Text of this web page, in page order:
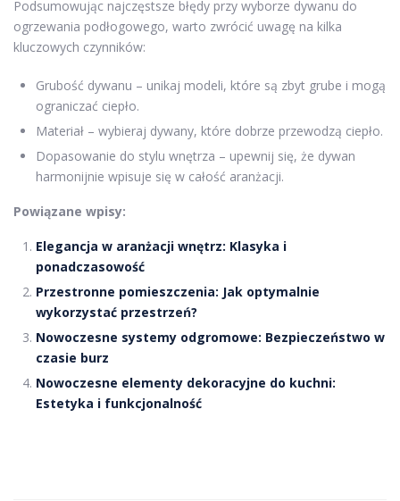
Podsumowując najczęstsze błędy przy wyborze dywanu do
ogrzewania podłogowego, warto zwrócić uwagę na kilka
kluczowych czynników:
Grubość dywanu – unikaj modeli, które są zbyt grube i mogą
ograniczać ciepło.
Materiał – wybieraj dywany, które dobrze przewodzą ciepło.
Dopasowanie do stylu wnętrza – upewnij się, że dywan
harmonijnie wpisuje się w całość aranżacji.
Powiązane wpisy:
Elegancja w aranżacji wnętrz: Klasyka i
ponadczasowość
Przestronne pomieszczenia: Jak optymalnie
wykorzystać przestrzeń?
Nowoczesne systemy odgromowe: Bezpieczeństwo w
czasie burz
Nowoczesne elementy dekoracyjne do kuchni:
Estetyka i funkcjonalność